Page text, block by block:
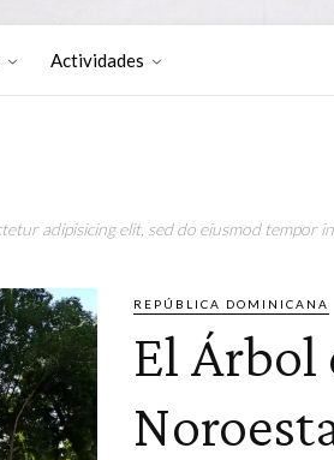
Actividades
adipisicing elit, sed do eiusmod tempor
REPÚBLICA DOMINICANA
El Árbol